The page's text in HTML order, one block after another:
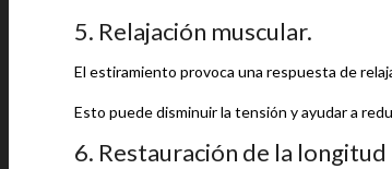
5. Relajación muscular.
El estiramiento provoca una respuesta de
Esto puede disminuir la tensión y ayudar a
6. Restauración de la longitud